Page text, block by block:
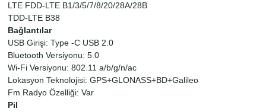
LTE FDD-LTE B1/3/5/7/8/20/28A/28B
TDD-LTE B38
Bağlantılar
USB Girişi: Type -C USB 2.0
Bluetooth Versiyonu: 5.0
Wi-Fi Versiyonu: 802.11 a/b/g/n/ac
Lokasyon Teknolojisi: GPS+GLONASS+BD+Galileo
Fm Radyo Özelliği: Var
Pil